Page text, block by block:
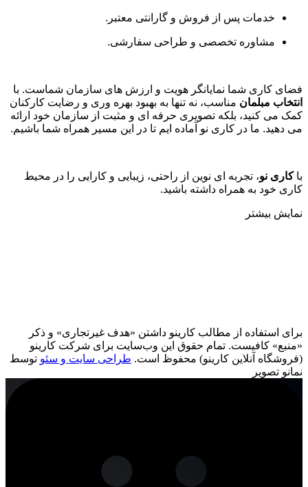
خدمات پس از فروش و گارانتی معتبر .
مشاوره تخصصی و طراحی سفارشی.
فضای کاری شما نمایانگر هویت و ارزش های سازمان شماست. با
انتخاب مبلمان مناسب، نه تنها به بهبود بهره وری و رضایت کارکنان
کمک می کنید، بلکه تصویری حرفه ای و مثبت از سازمان خود ارائه
می دهید. ما در کاری نو آماده ایم تا در این مسیر همراه شما باشیم.
باکاری نو، تجربه ای نوین از راحتی، زیبایی و کارایی را در محیط
کاری خود به همراه داشته باشید.
نمایش بیشتر
برای استفاده از مطالب کارینو داشتن «هدف غیرتجاری» و ذکر
«منبع» کافیست. تمام حقوق اين وب‌سايت برای شرکت کارینو
(فروشگاه آنلاین کارینو) محفوظ است. طراحی سایت و سئو توسط
نمانو تصویر